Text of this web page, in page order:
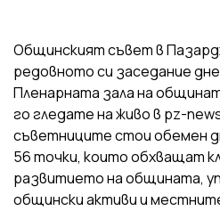
Общинският съвет в
редовното си заседание
Пленарната зала на
го гледате на живо в pz-
съветниците стои обемен
56 точки, които обхващат
развитието на общината,
общински активи и